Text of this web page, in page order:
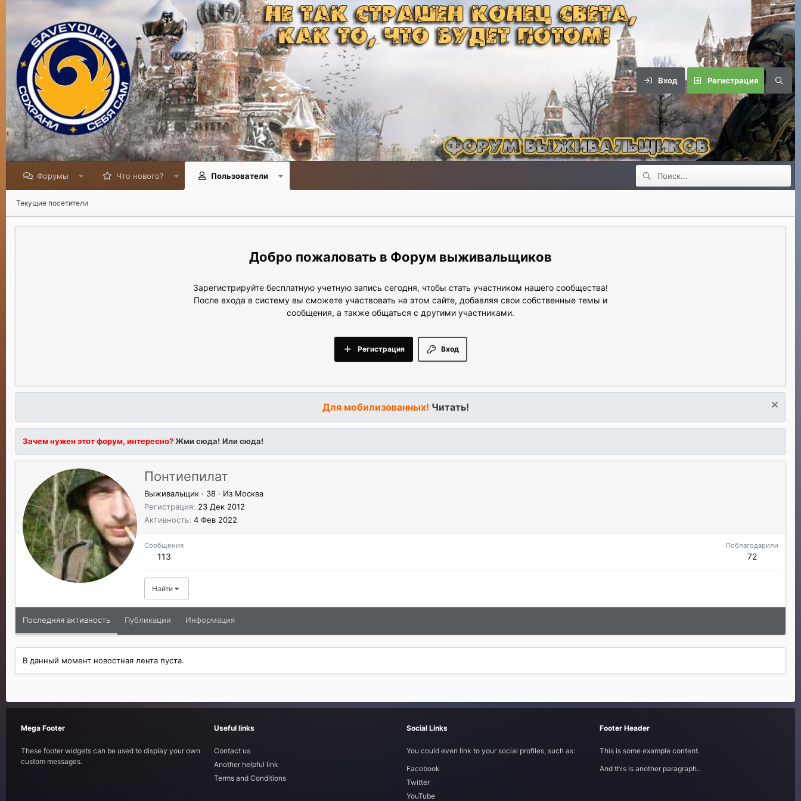
Вход Регистрация
Форумы Что нового? Пользователи
Текущие посетители
Форум выживальщиков
Зарегистрируйте бесплатную учетную запись сегодня, чтобы стать участником нашего сообщества!
После входа в систему вы сможете участвовать на этом сайте, добавляя свои собственные темы и
сообщения, а также общаться с другими участниками.
Вход
Регистрация
Для мобилизованных! Читать!
Зачем нужен этот форум, интересно?Жми сюда! Или сюда!
Понтиепилат
Выживальщик · 38 · Из Москва
Регистрация 23 Дек 2012
Активность 4 Фев 2022
Сообщения
113
Поблагодарили
72
Найти
Последняя активность Публикации Информация
В данный момент новостная лента пуста.
Mega Footer
These footer widgets can be used to display your own
custom messages.
Useful links
Contact us
Another helpful link
Terms and Conditions
Social Links
You could even link to your social profiles, such as:
Facebook
Twitter
YouTube
Footer Header
This is some example content.
And this is another paragraph..